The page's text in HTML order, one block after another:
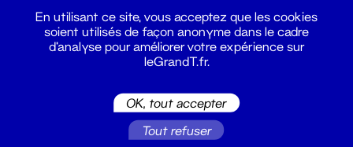
En utilisant ce site, vous acceptez que les cookies
soient utilisés de façon anonyme dans le cadre
d'analyse pour améliorer votre expérience sur
leGrandT.fr.
OK, tout accepter
Tout refuser